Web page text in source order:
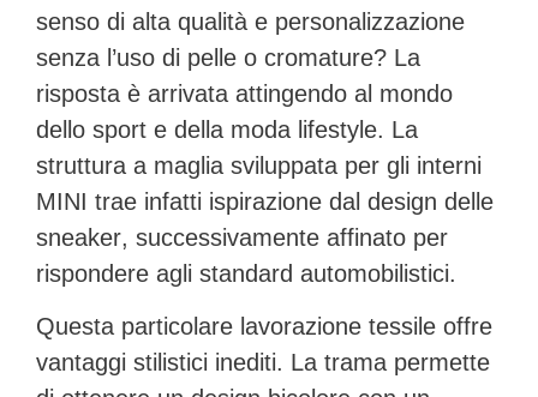
senso di alta qualità e personalizzazione
senza l’uso di pelle o cromature? La
risposta è arrivata attingendo al mondo
dello sport e della moda lifestyle. La
struttura a maglia sviluppata per gli interni
MINI trae infatti ispirazione dal design delle
sneaker, successivamente affinato per
rispondere agli standard automobilistici.
Questa particolare lavorazione tessile offre
vantaggi stilistici inediti. La trama permette